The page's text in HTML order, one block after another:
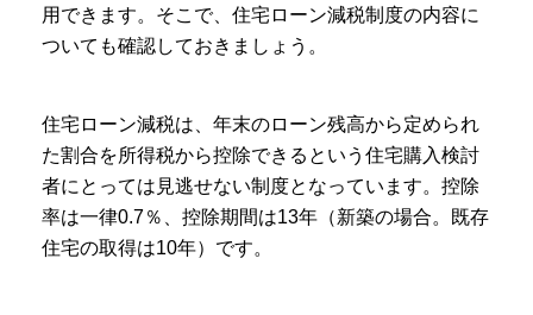
用できます。そこで、住宅ローン減税制度の内容に
ついても確認しておきましょう。
住宅ローン減税は、年末のローン残高から定められ
た割合を所得税から控除できるという住宅購入検討
者にとっては見逃せない制度となっています。控除
率は一律0.7％、控除期間は13年（新築の場合。既存
住宅の取得は10年）です。